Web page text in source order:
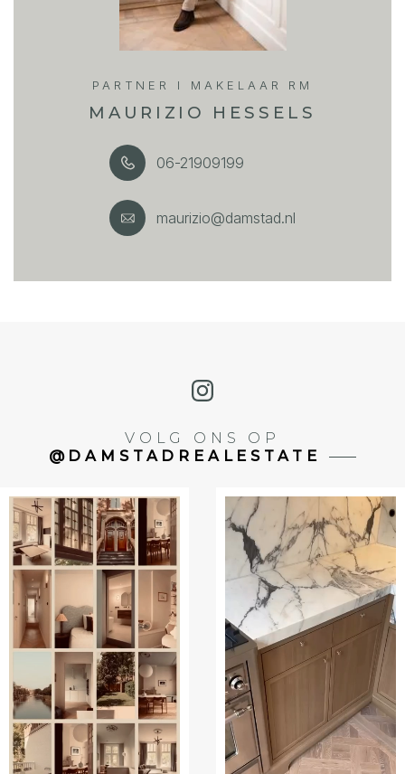
PARTNER I MAKELAAR RM
MAURIZIO HESSELS
06-21909199
maurizio@damstad.nl
VOLG ONS OP
@DAMSTADREALESTATE